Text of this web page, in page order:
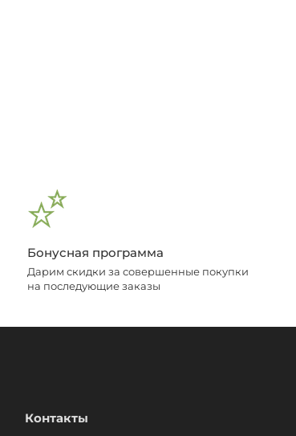
Бонусная программа
Дарим скидки за совершенные покупки
на последующие заказы
Контакты